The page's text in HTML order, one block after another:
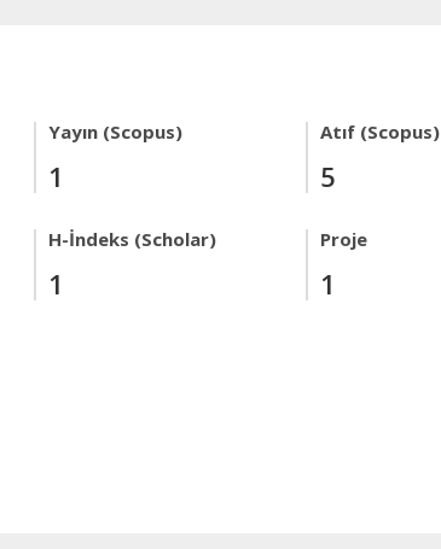
Yayın (Scopus)
1
Atıf (Scopus)
5
H-İndeks (Scholar)
1
Proje
1